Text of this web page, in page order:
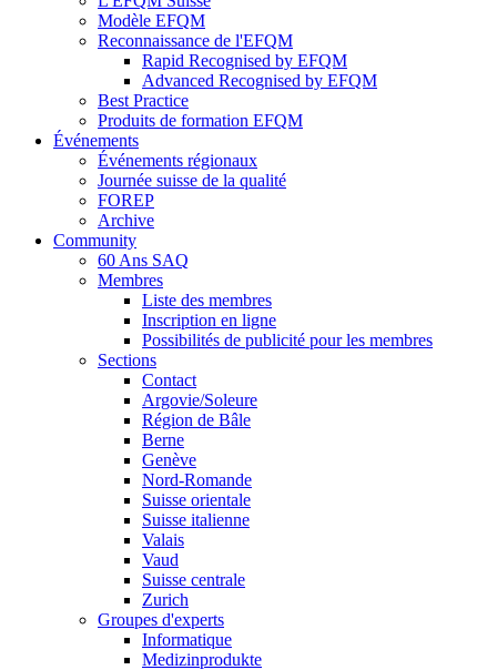
Modèle EFQM
Reconnaissance de l'EFQM
Rapid Recognised by EFQM
Advanced Recognised by EFQM
Best Practice
Produits de formation EFQM
Événements
Événements régionaux
Journée suisse de la qualité
FOREP
Archive
Community
60 Ans SAQ
Membres
Liste des membres
Inscription en ligne
Possibilités de publicité pour les membres
Sections
Contact
Argovie/Soleure
Région de Bâle
Berne
Genève
Nord-Romande
Suisse orientale
Suisse italienne
Valais
Vaud
Suisse centrale
Zurich
Groupes d'experts
Informatique
Medizinprodukte